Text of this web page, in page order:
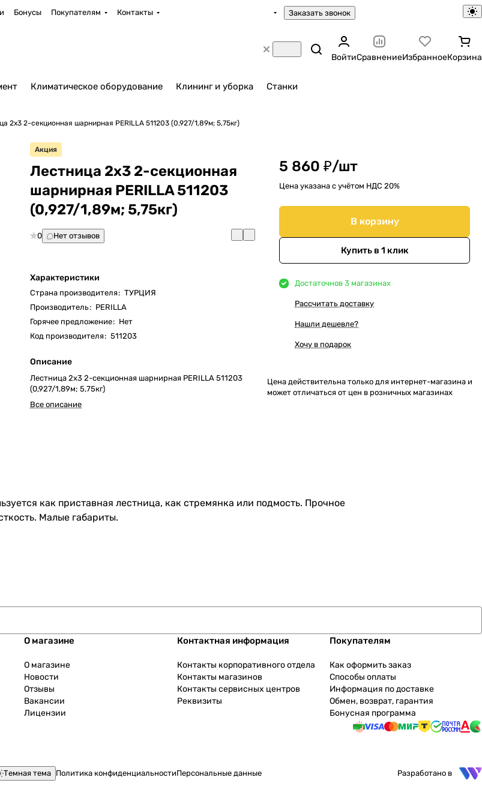
Бонусы Покупателям Контакты Заказать звонок
ВойтиСравнениеИзбранноеКорзина
Климатическое оборудование Клининг и уборка Станки
2х3 2-секционная шарнирная PERILLA 511203 (0,927/1,89м; 5,75кг)
Акция
Лестница 2х3 2-секционная
шарнирная PERILLA 511203
(0,927/1,89м; 5,75кг)
0 Нет отзывов
Характеристики
Страна производителя: ТУРЦИЯ
Производитель: PERILLA
Горячее предложение: Нет
Код производителя: 511203
Описание
Лестница 2х3 2-секционная шарнирная PERILLA 511203
(0,927/1,89м; 5,75кг)
Все описание
5 860 ₽/шт
Цена указана с учётом НДС 20%
В корзину
Купить в 1 клик
Достаточнов 3 магазинах
Рассчитать доставку
Нашли дешевле?
Хочу в подарок
Цена действительна только для интернет-магазина и
может отличаться от цен в розничных магазинах
как приставная лестница, как стремянка или подмость. Прочное
Малые габариты.
О магазине
О магазине
Новости
Отзывы
Вакансии
Лицензии
Контактная информация
Контакты корпоративного отдела
Контакты магазинов
Контакты сервисных центров
Реквизиты
Покупателям
Как оформить заказ
Способы оплаты
Информация по доставке
Обмен, возврат, гарантия
Бонусная программа
Темная тема Политика конфиденциальностиПерсональные данные Разработано в